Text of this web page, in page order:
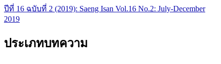
ปีที่ 16 ฉบับที่ 2 (2019): Saeng Isan Vol.16 No.2: July-December
2019
ประเภทบทความ